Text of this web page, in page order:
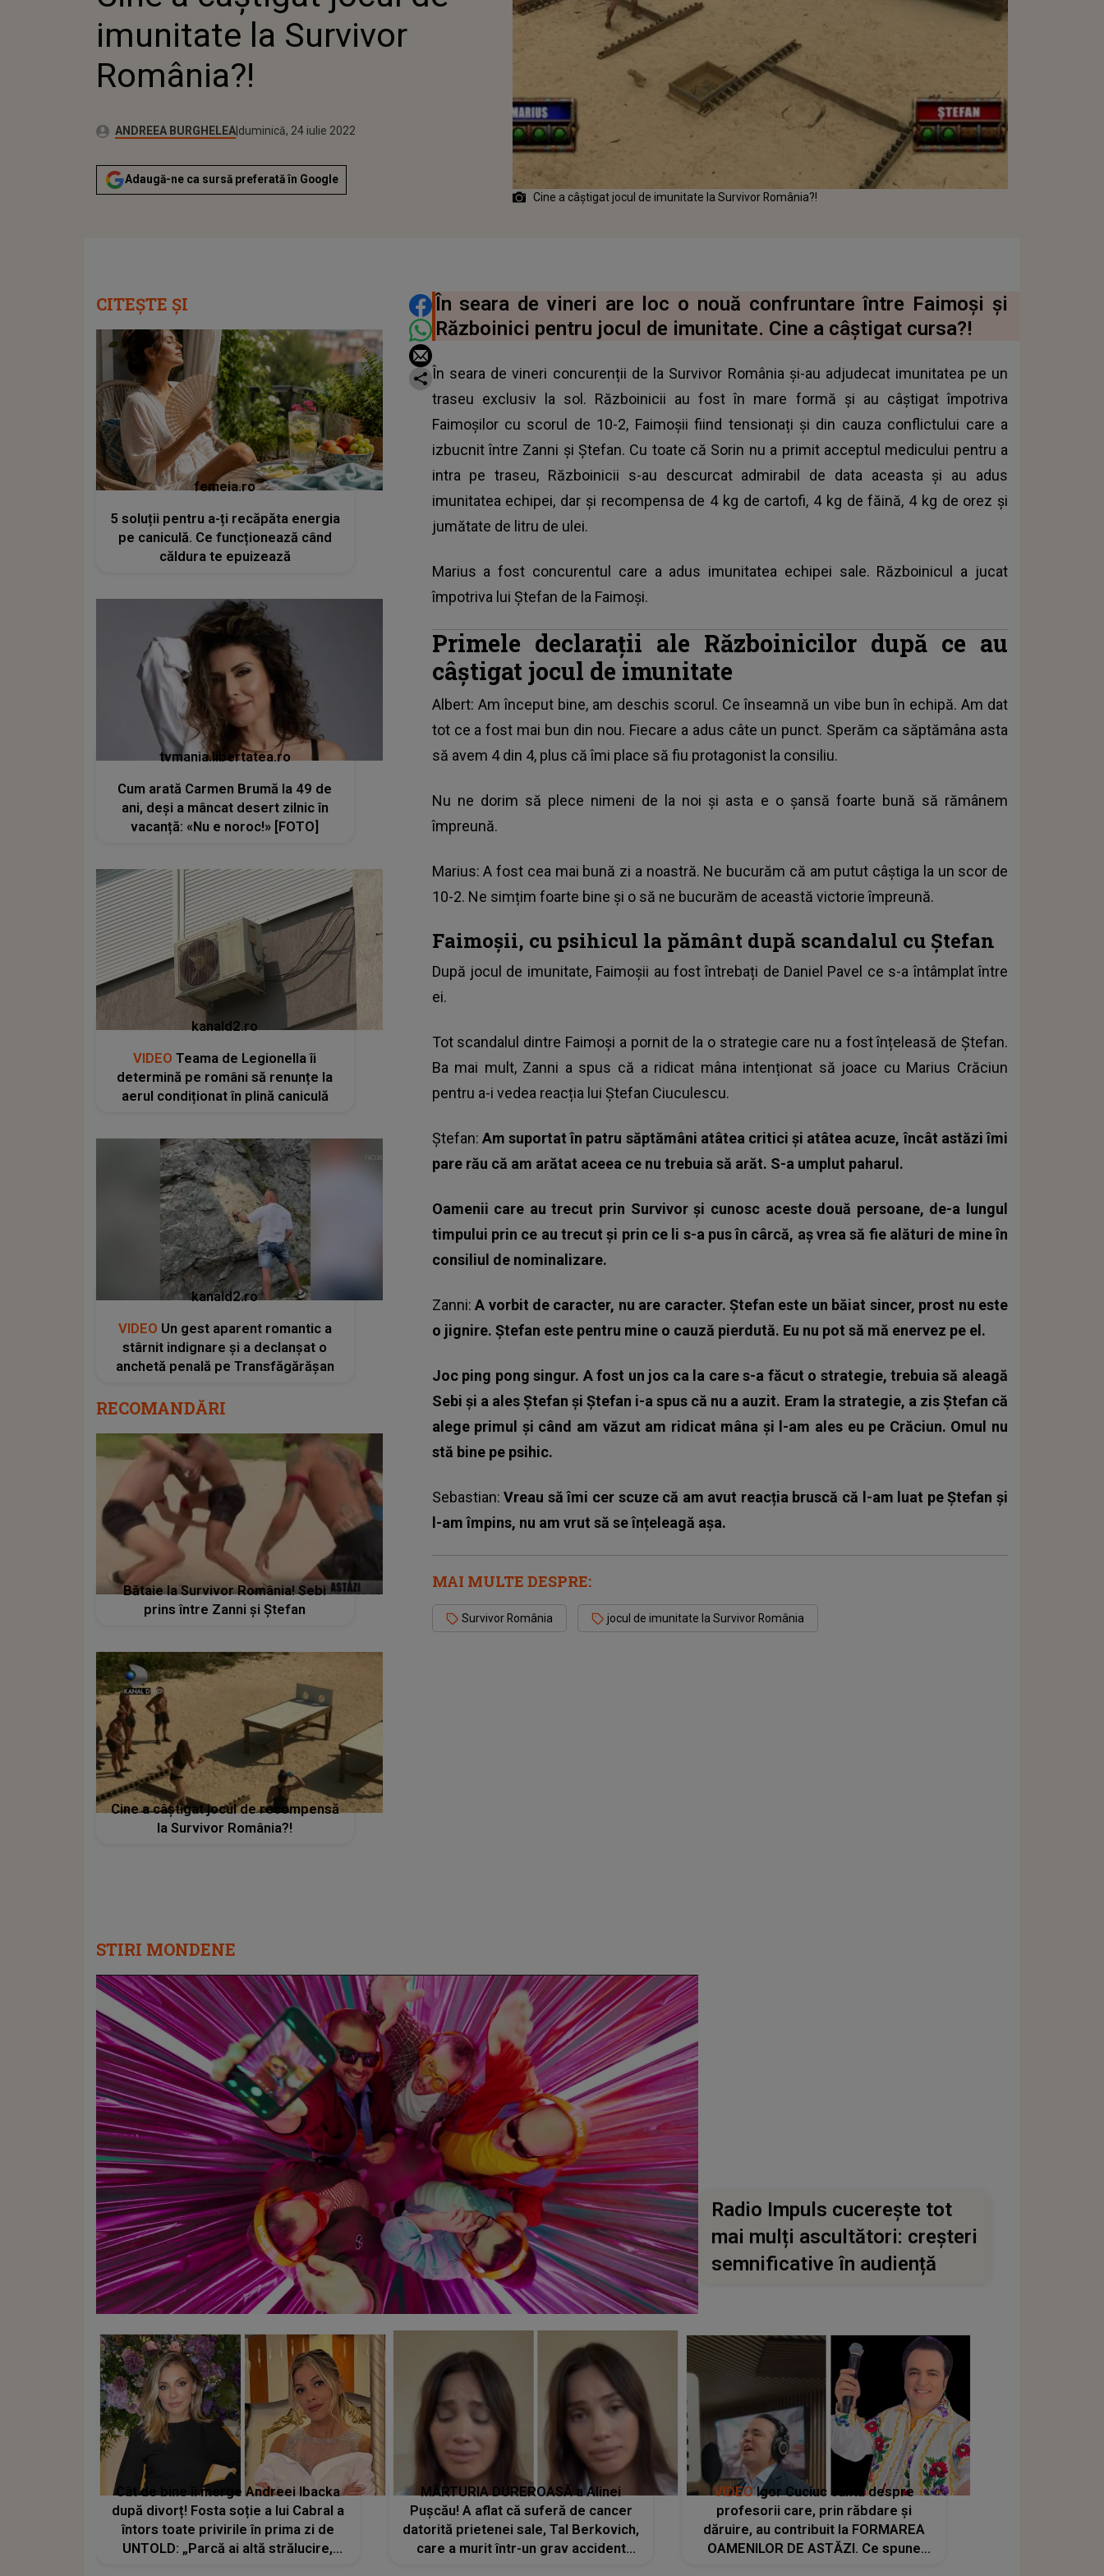
imunitate la Survivor
România?!
Autor:ANDREEA BURGHELEAPublicat:
vineri, 14 mai 2021
Actualizat:
duminică, 24 iulie 2022
Adaugă-ne ca sursă preferată în Google
Cine a câștigat jocul de imunitate la Survivor România?!
DISTRIBUIE ARTICOLUL
În seara de vineri are loc o nouă confruntare între Faimoși și
Războinici pentru jocul de imunitate. Cine a câștigat cursa?!
În seara de vineri concurenții de la Survivor România și-au adjudecat imunitatea pe un
traseu exclusiv la sol. Războinicii au fost în mare formă și au câștigat împotriva
Faimoșilor cu scorul de 10-2, Faimoșii fiind tensionați și din cauza conflictului care a
izbucnit între Zanni și Ștefan. Cu toate că Sorin nu a primit acceptul medicului pentru a
intra pe traseu, Războinicii s-au descurcat admirabil de data aceasta și au adus
imunitatea echipei, dar și recompensa de 4 kg de cartofi, 4 kg de făină, 4 kg de orez și
jumătate de litru de ulei.
Marius a fost concurentul care a adus imunitatea echipei sale. Războinicul a jucat
împotriva lui Ștefan de la Faimoși.
Primele declarații ale Războinicilor după ce au
câștigat jocul de imunitate
Albert: Am început bine, am deschis scorul. Ce înseamnă un vibe bun în echipă. Am dat
tot ce a fost mai bun din nou. Fiecare a adus câte un punct. Sperăm ca săptămâna asta
să avem 4 din 4, plus că îmi place să fiu protagonist la consiliu.
Nu ne dorim să plece nimeni de la noi și asta e o șansă foarte bună să rămânem
împreună.
Marius: A fost cea mai bună zi a noastră. Ne bucurăm că am putut câștiga la un scor de
10-2. Ne simțim foarte bine și o să ne bucurăm de această victorie împreună.
Faimoșii, cu psihicul la pământ după scandalul cu Ștefan
După jocul de imunitate, Faimoșii au fost întrebați de Daniel Pavel ce s-a întâmplat între
ei.
Tot scandalul dintre Faimoși a pornit de la o strategie care nu a fost înțeleasă de Ștefan.
Ba mai mult, Zanni a spus că a ridicat mâna intenționat să joace cu Marius Crăciun
pentru a-i vedea reacția lui Ștefan Ciuculescu.
Ştefan: Am suportat în patru săptămâni atâtea critici şi atâtea acuze, încât astăzi îmi
pare rău că am arătat aceea ce nu trebuia să arăt. S-a umplut paharul.
Oamenii care au trecut prin Survivor și cunosc aceste două persoane, de-a lungul
timpului prin ce au trecut și prin ce li s-a pus în cârcă, aș vrea să fie alături de mine în
consiliul de nominalizare.
Zanni:A vorbit de caracter, nu are caracter. Ștefan este un băiat sincer, prost nu este
o jignire. Ștefan este pentru mine o cauză pierdută. Eu nu pot să mă enervez pe el.
Joc ping pong singur. A fost un jos ca la care s-a făcut o strategie, trebuia să aleagă
Sebi și a ales Ștefan și Ștefan i-a spus că nu a auzit. Eram la strategie, a zis Ștefan că
alege primul și când am văzut am ridicat mâna și l-am ales eu pe Crăciun. Omul nu
stă bine pe psihic.
Sebastian:Vreau să îmi cer scuze că am avut reacția bruscă că l-am luat pe Ștefan și
l-am împins, nu am vrut să se înțeleagă așa.
MAI MULTE DESPRE:
Survivor România jocul de imunitate la Survivor România
CITEȘTE ȘI
femeia.ro
5 soluții pentru a-ți recăpăta energia
pe caniculă. Ce funcționează când
căldura te epuizează
tvmania.libertatea.ro
Cum arată Carmen Brumă la 49 de
ani, deși a mâncat desert zilnic în
vacanță: «Nu e noroc!» [FOTO]
kanald2.ro
VIDEO Teama de Legionella îi
determină pe români să renunțe la
aerul condiționat în plină caniculă
kanald2.ro
VIDEO Un gest aparent romantic a
stârnit indignare și a declanșat o
anchetă penală pe Transfăgărășan
RECOMANDĂRI
Bătaie la Survivor România! Sebi
prins între Zanni şi Ştefan
Cine a câștigat jocul de recompensă
la Survivor România?!
STIRI MONDENE
Radio Impuls cucerește tot
mai mulți ascultători: creșteri
semnificative în audiență
Cât de bine îi merge Andreei Ibacka
după divorț! Fosta soție a lui Cabral a
întors toate privirile în prima zi de
UNTOLD: „Parcă ai altă strălucire,
MĂRTURIA DUREROASĂ a Alinei
Pușcău! A aflat că suferă de cancer
datorită prietenei sale, Tal Berkovich,
care a murit într-un grav accident
VIDEOIgor Cuciuc cântă despre
profesorii care, prin răbdare și
dăruire, au contribuit la FORMAREA
OAMENILOR DE ASTĂZI. Ce spune